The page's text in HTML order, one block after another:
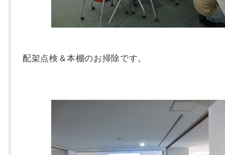
配架点検＆本棚のお掃除です。